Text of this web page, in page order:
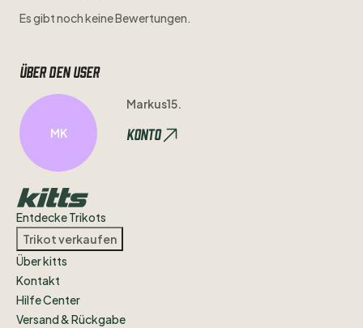
Es gibt noch keine Bewertungen.
Über den user
MK
Markus15.
Konto
Entdecke Trikots
Trikot verkaufen
Über kitts
Kontakt
Hilfe Center
Versand & Rückgabe